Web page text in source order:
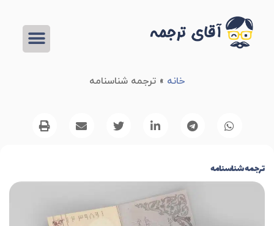
خانه»ترجمه شناسنامه
ترجمه شناسنامه